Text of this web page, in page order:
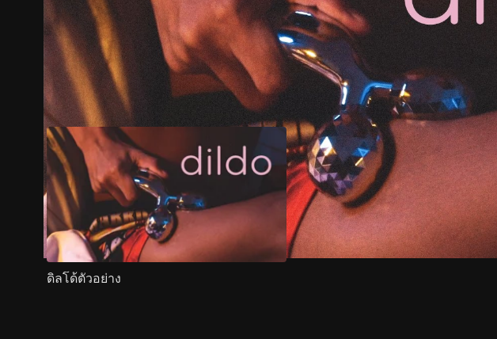
ตัวอย่าง ภาพนิ่ง เนื้อหาที่แนะนำ รายละเอียด
ดิลโด้ตัวอย่าง